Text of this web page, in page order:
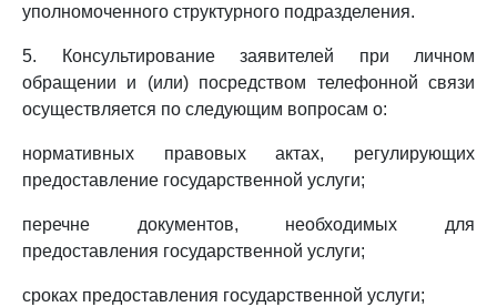
уполномоченного структурного подразделения.
5. Консультирование заявителей при личном
обращении и (или) посредством телефонной связи
осуществляется по следующим вопросам о:
нормативных правовых актах, регулирующих
предоставление государственной услуги;
перечне документов, необходимых для
предоставления государственной услуги;
сроках предоставления государственной услуги;